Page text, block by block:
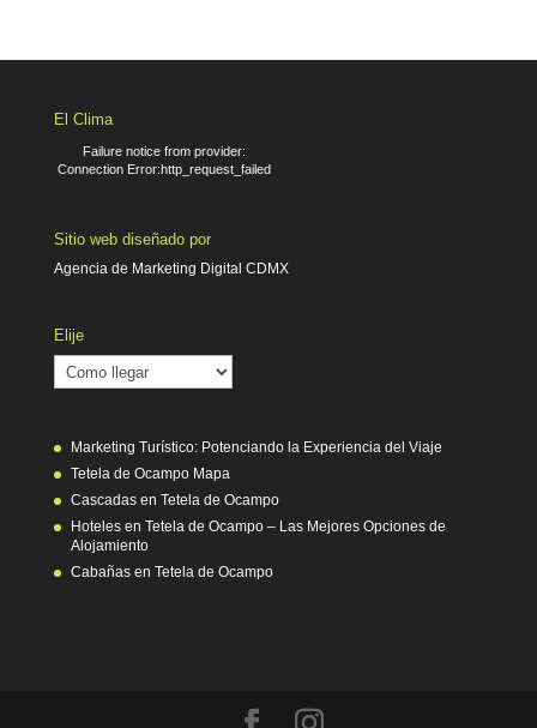
El Clima
Failure notice from provider:
Connection Error:http_request_failed
Sitio web diseñado por
Agencia de Marketing Digital CDMX
Elije
Elije
Marketing Turístico: Potenciando la Experiencia del Viaje
Tetela de Ocampo Mapa
Cascadas en Tetela de Ocampo
Hoteles en Tetela de Ocampo – Las Mejores Opciones de
Alojamiento
Cabañas en Tetela de Ocampo